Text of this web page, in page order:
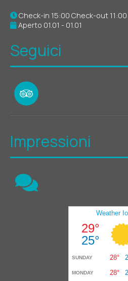
Check-in 15:00 Check-out 11:00
Aperto 01.01 - 01.01
Seguici
Impressioni